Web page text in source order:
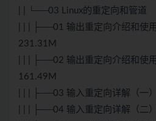
| | └──03 Linux的重定向和管道
| | | ├──01 输出重定向介绍和使
231.31M
| | | ├──02 输出重定向介绍和使
161.49M
| | | ├──03 输入重定向详解（一
| | | ├──04 输入重定向详解（二